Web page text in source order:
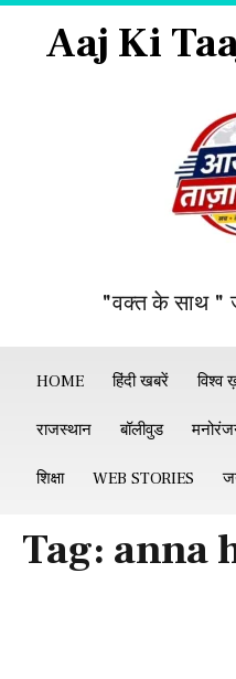
Aaj Ki
"वक्त के साथ "
HOME हिंदी खबरें विश्व
राजस्थान बॉलीवुड
शिक्षा WEB STORIES
Tag: anna